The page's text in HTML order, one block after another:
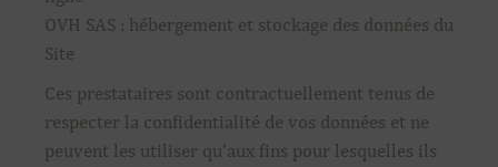
OVH SAS : hébergement et stockage des données du
Site
Ces prestataires sont contractuellement tenus de
respecter la confidentialité de vos données et ne
peuvent les utiliser qu’aux fins pour lesquelles ils